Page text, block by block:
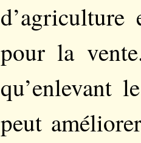
pour la
qu’enlevant
peut